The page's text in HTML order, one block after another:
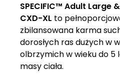
SPECIFIC™ Adult Large
CXD-XL to
zbilansowana karma
dorosłych ras dużych w
olbrzymich w wieku do 5
masy ciała.